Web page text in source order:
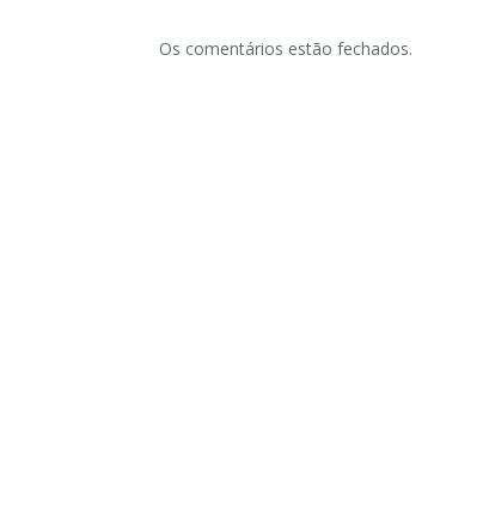
Os comentários estão fechados.